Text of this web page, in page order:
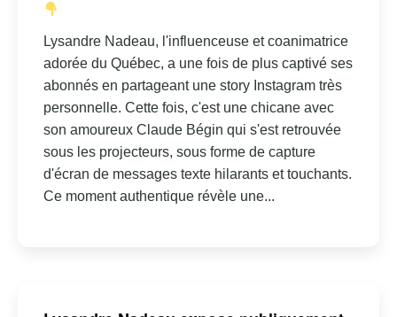
Lysandre Nadeau, l'influenceuse et coanimatrice
adorée du Québec, a une fois de plus captivé ses
abonnés en partageant une story Instagram très
personnelle. Cette fois, c'est une chicane avec
son amoureux Claude Bégin qui s'est retrouvée
sous les projecteurs, sous forme de capture
d'écran de messages texte hilarants et touchants.
Ce moment authentique révèle une...